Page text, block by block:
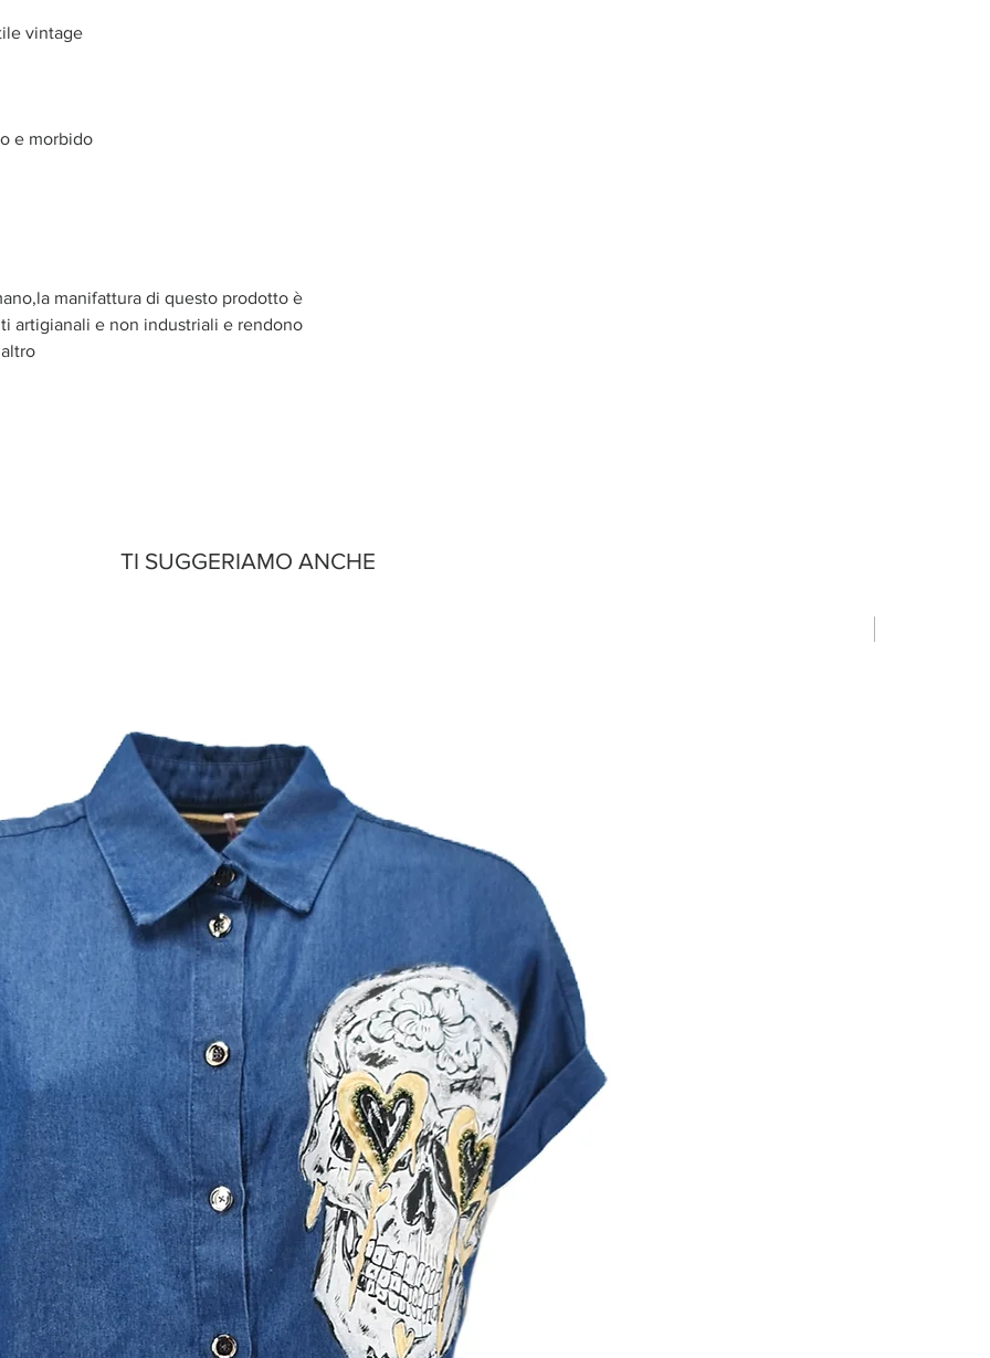
vintage
e morbido
manifattura di questo prodotto è
artigianali e non industriali e rendono
TI SUGGERIAMO ANCHE